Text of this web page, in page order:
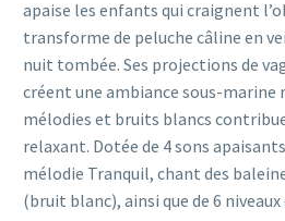
apaise les enfants qui craignent
transforme de peluche câline en
nuit tombée. Ses projections de
créent une ambiance sous-marine
mélodies et bruits blancs
relaxant. Dotée de 4 sons
mélodie Tranquil, chant des
(bruit blanc), ainsi que de 6